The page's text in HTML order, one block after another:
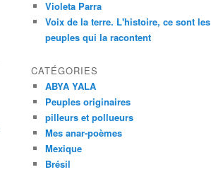
Violeta Parra
Voix de la terre. L'histoire, ce sont les
peuples qui la racontent
CATÉGORIES
ABYA YALA
Peuples originaires
pilleurs et pollueurs
Mes anar-poèmes
Mexique
Brésil